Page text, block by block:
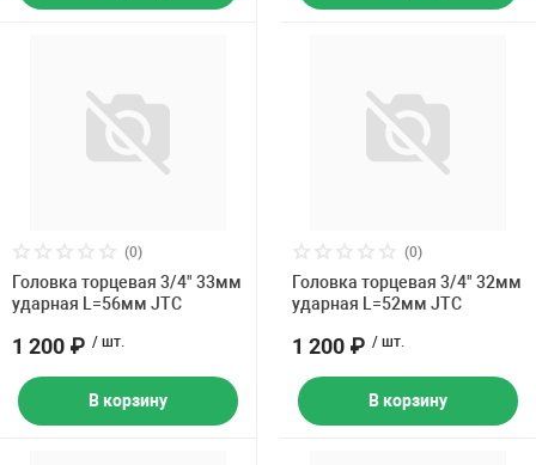
(0)
Головка торцевая 3/4" 33мм
ударная L=56мм JTC
1 200 ₽ / шт.
В корзину
(0)
Головка торцевая 3/4" 32мм
ударная L=52мм JTC
1 200 ₽ / шт.
В корзину